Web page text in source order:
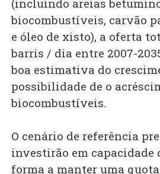
(incluindo areias
biocombustíveis, carvão
e óleo de xisto), a oferta
barris / dia entre 2007-
boa estimativa do
possibilidade de o
biocombustíveis.
O cenário de referência
investirão em capacidade
forma a manter uma